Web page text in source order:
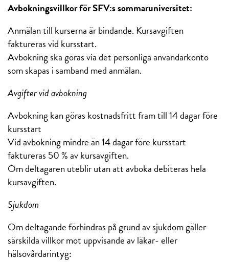
Avbokningsvillkor för SFV:s sommaruniversitet:
Anmälan till kurserna är bindande. Kursavgiften
faktureras vid kursstart.
Avbokning ska göras via det personliga användarkonto
som skapas i samband med anmälan.
Avgifter vid avbokning
Avbokning kan göras kostnadsfritt fram till 14 dagar före
kursstart
Vid avbokning mindre än 14 dagar före kursstart
faktureras 50 % av kursavgiften.
Om deltagaren uteblir utan att avboka debiteras hela
kursavgiften.
Sjukdom
Om deltagande förhindras på grund av sjukdom gäller
särskilda villkor mot uppvisande av läkar- eller
hälsovårdarintyg: